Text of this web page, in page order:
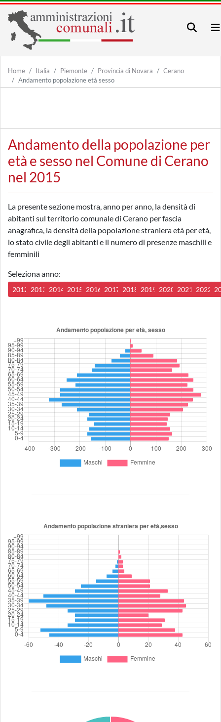
Home Italia Piemonte Provincia di Novara
Cerano
Andamento popolazione età sesso
Andamento della popolazione per
età e sesso nel Comune di Cerano
nel 2015
La presente sezione mostra, anno per anno, la densità di
abitanti sul territorio comunale di Cerano per fascia
anagrafica, la densità della popolazione straniera età per età,
lo stato civile degli abitanti e il numero di presenze maschili e
femminili
Seleziona anno:
2012 2013 2014 2015 2016 2017 2018 2019 2020 2021 2022